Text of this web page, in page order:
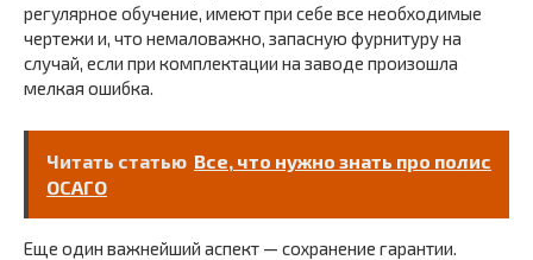
регулярное обучение, имеют при себе все необходимые
чертежи и, что немаловажно, запасную фурнитуру на
случай, если при комплектации на заводе произошла
мелкая ошибка.
Читать статью Все, что нужно знать про полис
ОСАГО
Еще один важнейший аспект — сохранение гарантии.